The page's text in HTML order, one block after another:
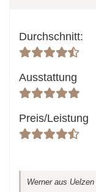
Durchschnitt:
Ausstattung
Preis/Leistung
Werneraus Uelzen